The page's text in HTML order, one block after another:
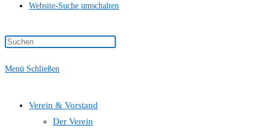
Website-Suche umschalten
Menü Schließen
Verein & Vorstand
Der Verein